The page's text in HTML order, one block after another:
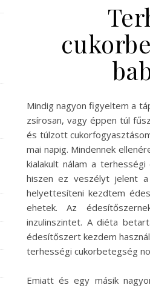
Mindig nagyon figyeltem a
zsírosan, vagy éppen túl
és túlzott
mai napig. Mindennek
kialakult nálam a
hiszen ez veszélyt jelent
helyettesíteni kezdtem
ehetek. Az
inzulinszintet. A diéta
édesítőszert kezdem
terhességi cukorbetegség
Emiatt és egy másik